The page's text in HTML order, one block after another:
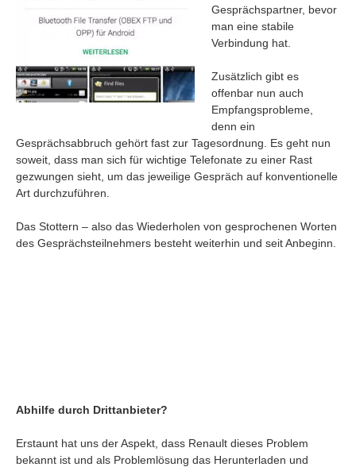
Gesprächspartner, bevor
man eine stabile
Verbindung hat.
Zusätzlich gibt es
offenbar nun auch
Empfangsprobleme,
denn ein
Gesprächsabbruch gehört fast zur Tagesordnung. Es geht nun
soweit, dass man sich für wichtige Telefonate zu einer Rast
gezwungen sieht, um das jeweilige Gespräch auf konventionelle
Art durchzuführen.
Das Stottern – also das Wiederholen von gesprochenen Worten
des Gesprächsteilnehmers besteht weiterhin und seit Anbeginn.
Abhilfe durch Drittanbieter?
Erstaunt hat uns der Aspekt, dass Renault dieses Problem
bekannt ist und als Problemlösung das Herunterladen und